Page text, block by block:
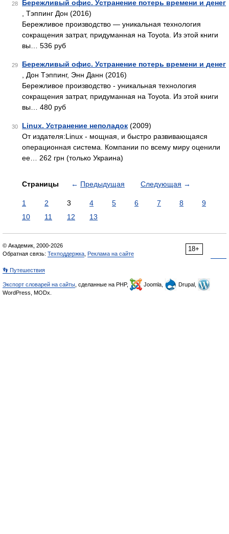
28
Бережливый офис. Устранение потерь времени и денег
, Тэппинг Дон (2016)
Бережливое производство — уникальная технология
сокращения затрат, придуманная на Toyota. Из этой книги
вы… 536 руб
29
Бережливый офис. Устранение потерь времени и денег
, Дон Тэппинг, Энн Данн (2016)
Бережливое производство - уникальная технология
сокращения затрат, придуманная на Toyota. Из этой книги
вы… 480 руб
30 Linux. Устранение неполадок (2009)
От издателя:Linux - мощная, и быстро развивающаяся
операционная система. Компании по всему миру оценили
ее… 262 грн (только Украина)
Страницы ← Предыдущая Следующая →
1 2 3 4 5 6 7 8
9
10
11 12 13
18+
© Академик, 2000-2026
Обратная связь: Техподдержка Реклама на сайте
👣 Путешествия
Экспорт словарей на сайты , сделанные на PHP, Joomla,
Drupal,
WordPress, MODx.